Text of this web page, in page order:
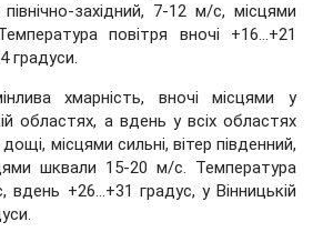
західний, 7-12 м/с, місцями
повітря вночі +16...+21
градуси.
хмарність, вночі місцями у
областях, а вдень у всіх областях
місцями сильні, вітер південний,
шквали 15-20 м/с. Температура
вдень +26...+31 градус, у Вінницькій